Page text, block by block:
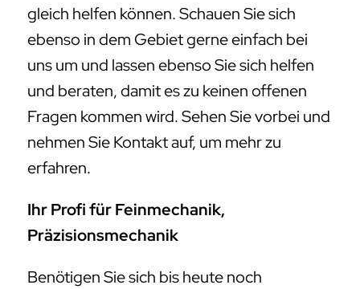
gleich helfen können. Schauen Sie sich
ebenso in dem Gebiet gerne einfach bei
uns um und lassen ebenso Sie sich helfen
und beraten, damit es zu keinen offenen
Fragen kommen wird. Sehen Sie vorbei und
nehmen Sie Kontakt auf, um mehr zu
erfahren.
Ihr Profi für Feinmechanik,
Präzisionsmechanik
Benötigen Sie sich bis heute noch